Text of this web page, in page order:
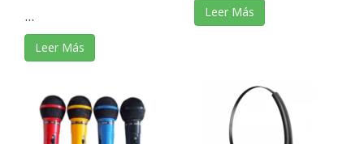
...
Leer Más
Leer Más